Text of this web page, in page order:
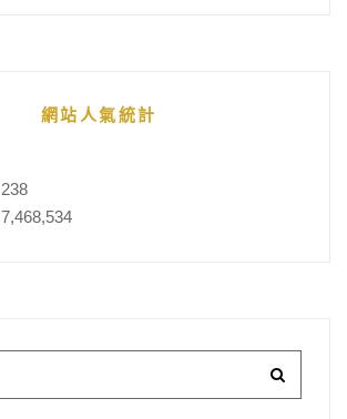
網站人氣統計
238
7,468,534